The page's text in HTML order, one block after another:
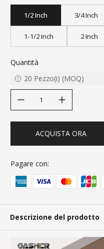
1/2 Inch 3/4 Inch
1-1/2 Inch 2 Inch
Quantità
20 Pezzo(i) (MOQ)
ACQUISTA ORA
Pagare con:
Descrizione del prodotto